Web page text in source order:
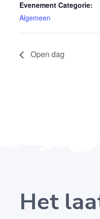
Evenement Categorie:
Algemeen
Open dag
Het